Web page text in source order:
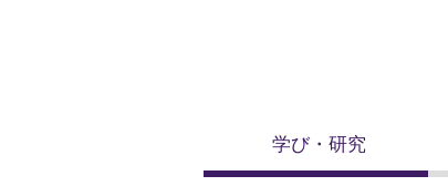
学び・研究